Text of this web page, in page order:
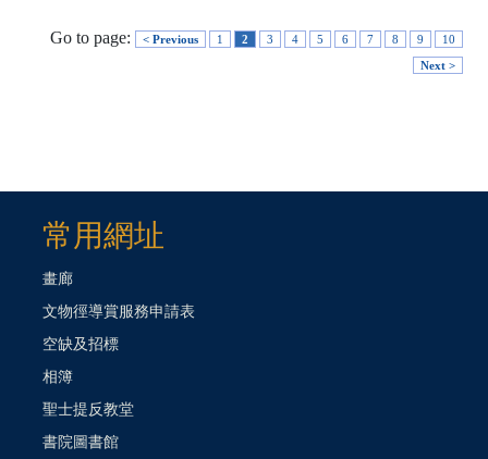
Go to page: < Previous 1 2 3 4 5 6 7 8 9
10
Next >
常用網址
畫廊
文物徑導賞服務申請表
空缺及招標
相簿
聖士提反教堂
書院圖書館